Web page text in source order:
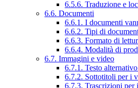
6.5.6. Traduzione e
6.6. Documenti
6.6.1. I documenti
6.6.2. Tipi di
6.6.3. Formato di
6.6.4. Modalità di
6.7. Immagini e video
6.7.1. Testo
6.7.2. Sottotitoli per i
6.7.3. Trascrizioni per